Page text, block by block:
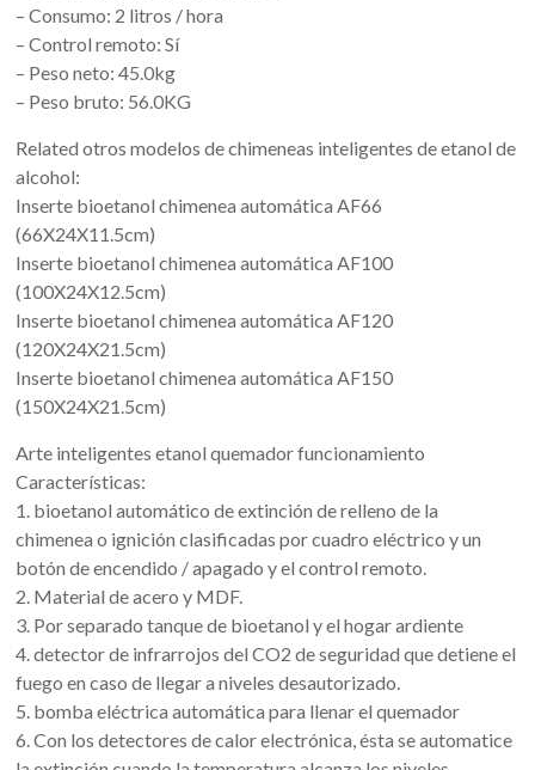
– Consumo: 2 litros / hora
– Control remoto: Sí
– Peso neto: 45.0kg
– Peso bruto: 56.0KG
Related otros modelos de chimeneas inteligentes de etanol de
alcohol:
Inserte bioetanol chimenea automática AF66
(66X24X11.5cm)
Inserte bioetanol chimenea automática AF100
(100X24X12.5cm)
Inserte bioetanol chimenea automática AF120
(120X24X21.5cm)
Inserte bioetanol chimenea automática AF150
(150X24X21.5cm)
Arte inteligentes etanol quemador funcionamiento
Características:
1. bioetanol automático de extinción de relleno de la
chimenea o ignición clasificadas por cuadro eléctrico y un
botón de encendido / apagado y el control remoto.
2. Material de acero y MDF.
3. Por separado tanque de bioetanol y el hogar ardiente
4. detector de infrarrojos del CO2 de seguridad que detiene el
fuego en caso de llegar a niveles desautorizado.
5. bomba eléctrica automática para llenar el quemador
6. Con los detectores de calor electrónica, ésta se automatice